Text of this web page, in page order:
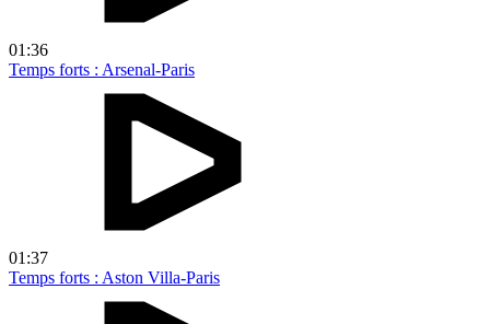
01:36
Temps forts : Arsenal-Paris
01:37
Temps forts : Aston Villa-Paris